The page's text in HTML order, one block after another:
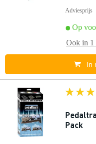
Adviesprijs
Op
Ook in 1
In
Pack